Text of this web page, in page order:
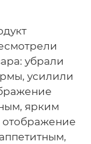
убрали
усилили
ярким